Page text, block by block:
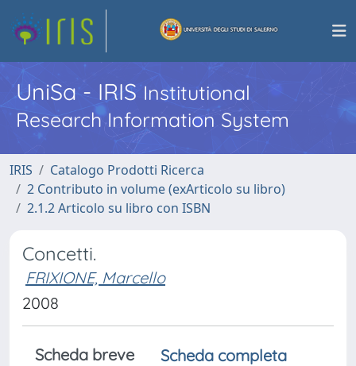
UniSa - IRISInstitutional
Research Information System
IRIS
Catalogo Prodotti Ricerca
2 Contributo in volume (exArticolo su libro)
2.1.2 Articolo su libro con ISBN
Concetti.
FRIXIONE, Marcello
2008
Scheda breve
Scheda completa